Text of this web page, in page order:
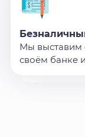
Мы выставим
своём банке